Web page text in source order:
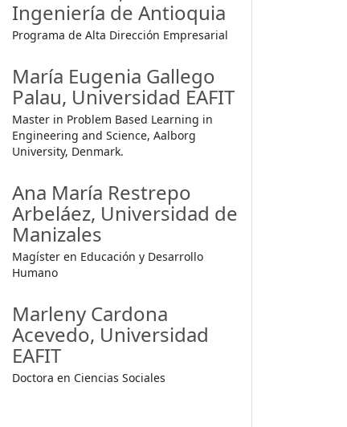
Ingeniería de Antioquia
Programa de Alta Dirección Empresarial
María Eugenia Gallego
Palau, Universidad EAFIT
Master in Problem Based Learning in
Engineering and Science, Aalborg
University, Denmark.
Ana María Restrepo
Arbeláez, Universidad de
Manizales
Magíster en Educación y Desarrollo
Humano
Marleny Cardona
Acevedo, Universidad
EAFIT
Doctora en Ciencias Sociales